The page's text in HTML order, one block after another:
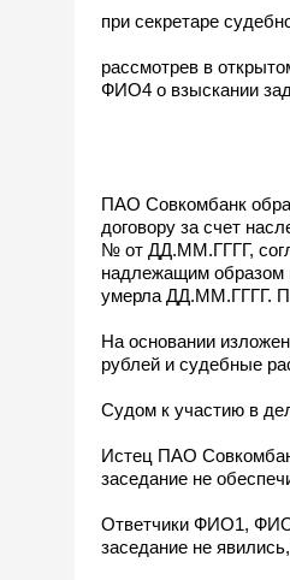
при секретаре
рассмотрев в
ФИО4 о взыскании
ПАО Совкомбанк
договору за счет
№ от ДД.ММ.ГГГГ,
надлежащим образом
умерла ДД.ММ.ГГГГ.
На основании
рублей и судебные
Судом к участию в
Истец ПАО
заседание не
Ответчики ФИО1,
заседание не